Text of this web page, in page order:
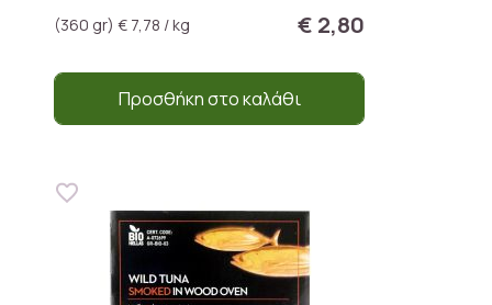
(360 gr) € 7,78 / kg
€ 2,80
Προσθήκη στο καλάθι